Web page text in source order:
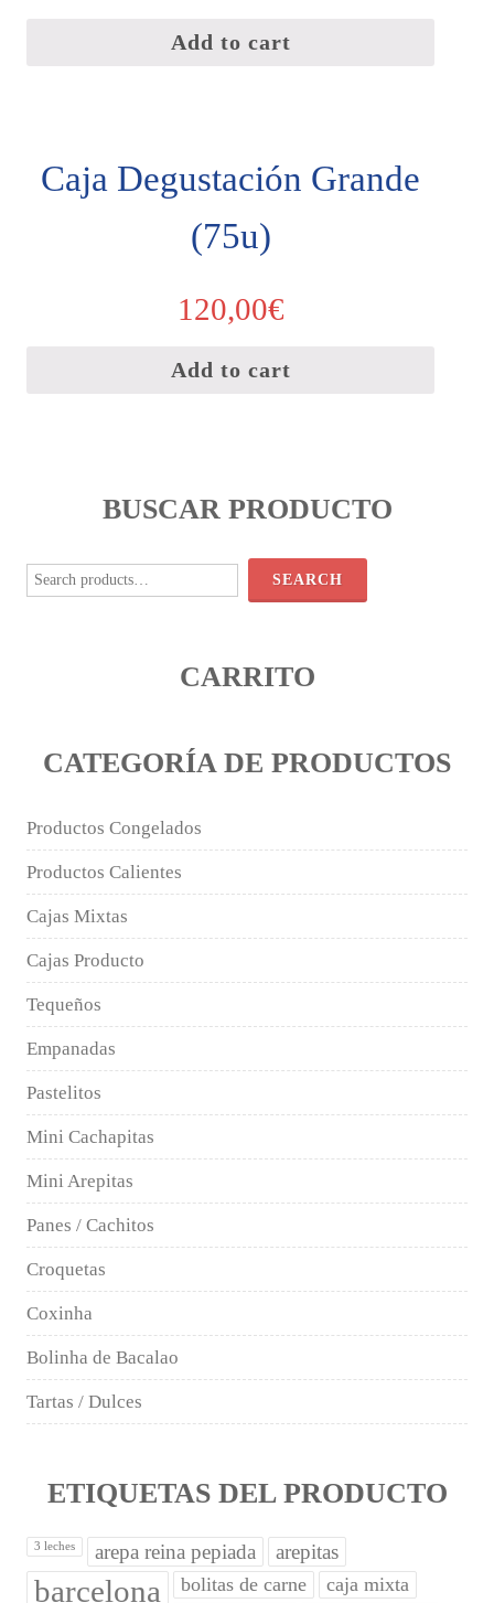
Add to cart
Caja Degustación Grande
(75u)
120,00€
Add to cart
BUSCAR PRODUCTO
for:
SEARCH
CARRITO
CATEGORÍA DE PRODUCTOS
Productos Congelados
Productos Calientes
Cajas Mixtas
Cajas Producto
Tequeños
Empanadas
Pastelitos
Mini Cachapitas
Mini Arepitas
Panes / Cachitos
Croquetas
Coxinha
Bolinha de Bacalao
Tartas / Dulces
ETIQUETAS DEL PRODUCTO
3 leches arepa reina pepiada arepitas
barcelona bolitas de carne
caja mixta